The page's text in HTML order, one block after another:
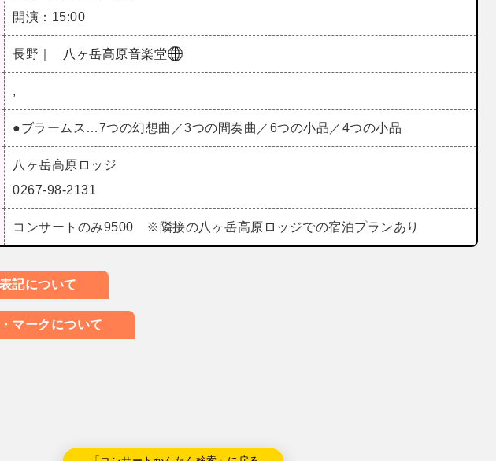
開演：15:00
長野｜ 八ヶ岳高原音楽堂
,
●ブラームス…7つの幻想曲／3つの間奏曲／6つの小品／4つの小品
八ヶ岳高原ロッジ
0267-98-2131
コンサートのみ9500 ※隣接の八ヶ岳高原ロッジでの宿泊プランあり
記について
マークについて